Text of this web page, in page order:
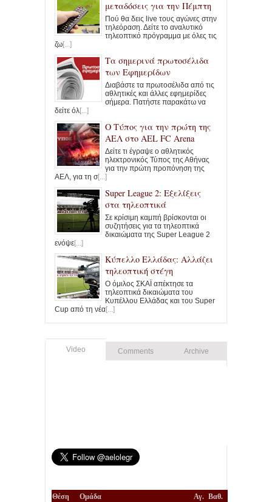
μεταδόσεις για την Πέμπτη
Πού θα δεις live τους αγώνες στην
τηλεόραση. Δείτε το αναλυτικό
τηλεοπτικό πρόγραμμα με όλες τις
ζω[...]
Τα σημερινά πρωτοσέλιδα
των Εφημερίδων
Διαβάστε τα πρωτοσέλιδα από τις
αθλητικές και άλλες εφημερίδες
σήμερα. Πατήστε παρακάτω να
δείτε όλ[...]
Ο Τύπος για την πρώτη της
ΑΕΛ στο AEL FC Arena
Δείτε τι έγραψε ο αθλητικός
ηλεκτρονικός Τύπος της Αθήνας
για την πρώτη προπόνηση της
ΑΕΛ, για τη σ[...]
Super League 2: Εξελίξεις
στα τηλεοπτικά
Σε κρίσιμη καμπή βρίσκονται οι
συζητήσεις για τα τηλεοπτικά
δικαιώματα της Super League 2
ενόψε[...]
Κύπελλο Ελλάδας: Αλλάζει
τηλεοπτική στέγη
Ο όμιλος ΣΚΑΪ απέκτησε τα
τηλεοπτικά δικαιώματα του
Κυπέλλου Ελλάδας και του Super
Cup από τη νέα[...]
Video Comments Archive
Θέση Ομάδα Αγ. Βαθ.